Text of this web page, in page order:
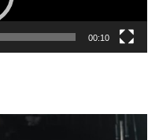
00:10